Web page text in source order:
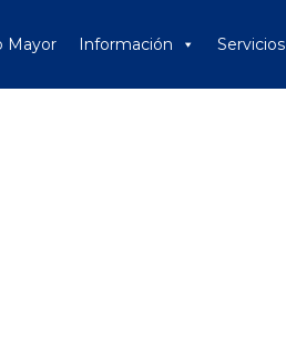
Mayor Información Servicios